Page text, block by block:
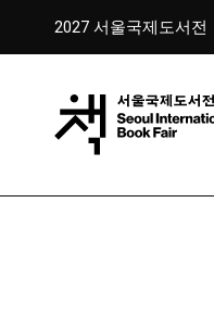
2027 서울국제도서전